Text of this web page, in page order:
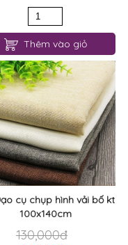
Thêm vào giỏ
cụ chụp hình vải bố kt
100x140cm
130,000đ